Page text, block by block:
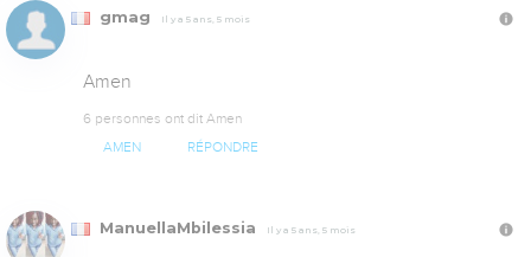
gmag Il y a 5 ans, 5 mois
Amen
6 personnes ont dit Amen
AMEN RÉPONDRE
ManuellaMbilessia Il y a 5 ans, 5 mois